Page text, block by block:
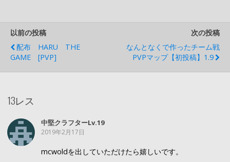
以前の投稿
配布 HARU THE
GAME [PVP]
次の投稿
なんとなくで作ったチーム戦
PVPマップ【初投稿】1.9
13レス
中堅クラフターLv.19
2019年2月17日
mcwoldを出していただけたら嬉しいです。